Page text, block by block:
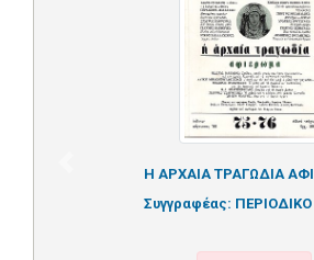
Η ΑΡΧΑΙΑ ΤΡΑΓΩΔΙΑ
Συγγραφέας: